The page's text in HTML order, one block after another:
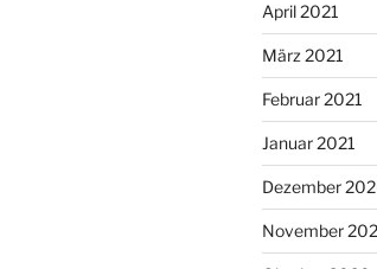
April 2021
März 2021
Februar 2021
Januar 2021
Dezember
November